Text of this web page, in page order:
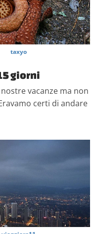
taxyo
giorni
vacanze ma non
certi di andare